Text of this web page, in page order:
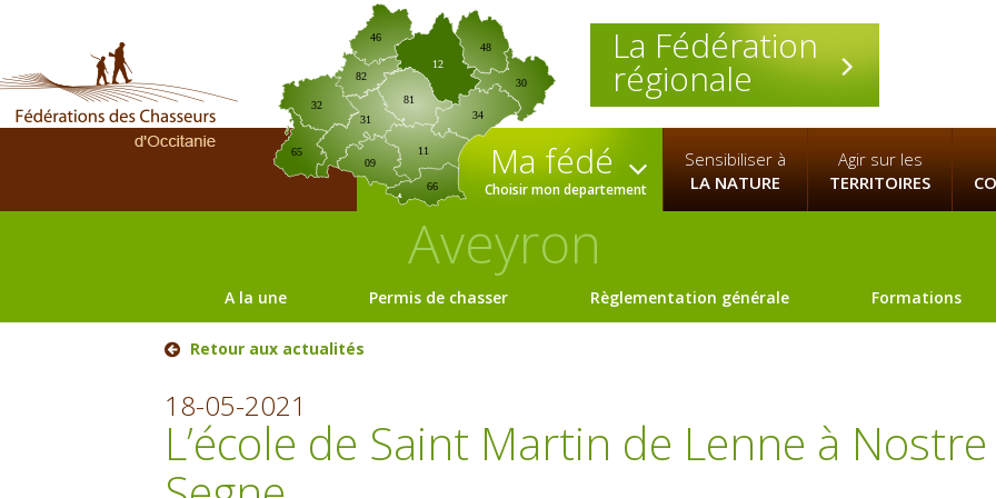
La Fédération
régionale
09
12
30
31
32
34
46
65
66
81
82
11
48
Ma fédé
Choisir mon departement
Sensibiliser à
LA NATURE
Agir sur les
TERRITOIRES
Aveyron
A la une Permis de chasser Règlementation générale Formations
Retour aux actualités
18-05-2021
L’école de Saint Martin de Lenne à Nostre